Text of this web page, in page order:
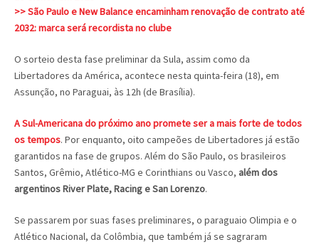
>> São Paulo e New Balance encaminham renovação de contrato até
2032: marca será recordista no clube
O sorteio desta fase preliminar da Sula, assim como da
Libertadores da América, acontece nesta quinta-feira (18), em
Assunção, no Paraguai, às 12h (de Brasília).
A Sul-Americana do próximo ano promete ser a mais forte de todos
os tempos. Por enquanto, oito campeões de Libertadores já estão
garantidos na fase de grupos. Além do São Paulo, os brasileiros
Santos, Grêmio, Atlético-MG e Corinthians ou Vasco, além dos
argentinos River Plate, Racing e San Lorenzo.
Se passarem por suas fases preliminares, o paraguaio Olimpia e o
Atlético Nacional, da Colômbia, que também já se sagraram